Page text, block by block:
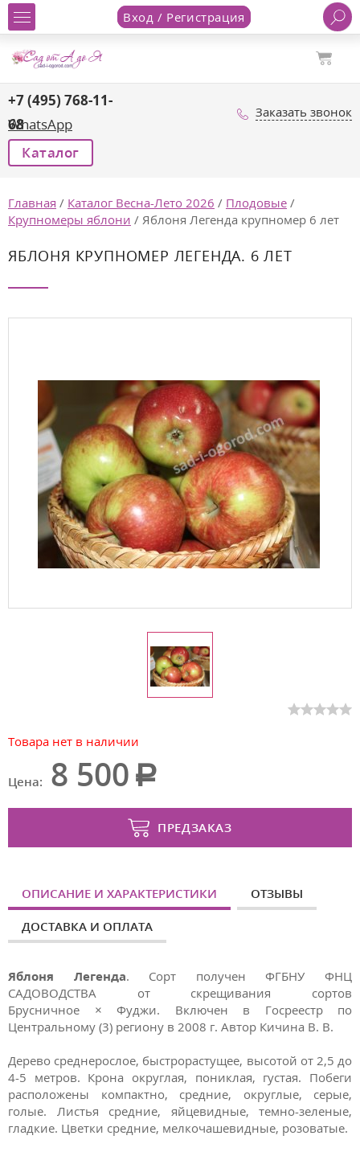
Вход / Регистрация
+7 (495) 768-11-
68
WhatsApp
Заказать звонок
Каталог
Главная / Каталог Весна-Лето 2026 / Плодовые /
Крупномеры яблони / Яблоня Легенда крупномер 6 лет
ЯБЛОНЯ КРУПНОМЕР ЛЕГЕНДА. 6 ЛЕТ
Товара нет в наличии
Цена: 8 500
ПРЕДЗАКАЗ
ОПИСАНИЕ И ХАРАКТЕРИСТИКИ ОТЗЫВЫ
ДОСТАВКА И ОПЛАТА
Яблоня Легенда. Сорт получен ФГБНУ ФНЦ
САДОВОДСТВА от скрещивания сортов
Брусничное × Фуджи. Включен в Госреестр по
Центральному (3) региону в 2008 г. Автор Кичина В. В.
Дерево среднерослое, быстрорастущее, высотой от 2,5 до
4-5 метров. Крона округлая, пониклая, густая. Побеги
расположены компактно, средние, округлые, серые,
голые. Листья средние, яйцевидные, темно-зеленые,
гладкие. Цветки средние, мелкочашевидные, розоватые.